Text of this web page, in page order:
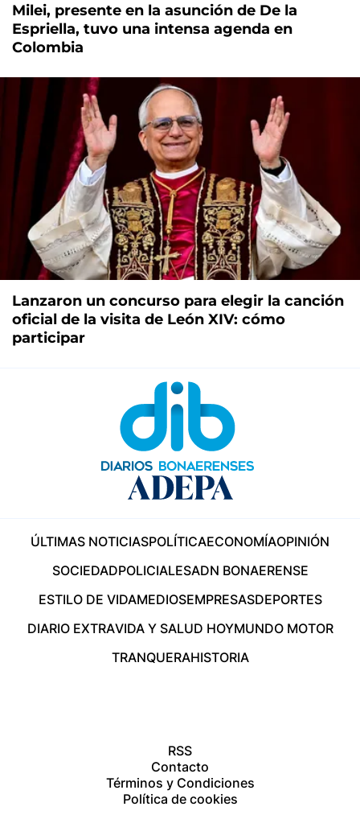
Milei, presente en la asunción de De la
Espriella, tuvo una intensa agenda en
Colombia
Lanzaron un concurso para elegir la canción
oficial de la visita de León XIV: cómo
participar
ÚLTIMAS NOTICIASPOLÍTICAECONOMÍAOPINIÓN
SOCIEDADPOLICIALESADN BONAERENSE
ESTILO DE VIDAMEDIOSEMPRESASDEPORTES
DIARIO EXTRAVIDA Y SALUD HOYMUNDO MOTOR
TRANQUERAHISTORIA
RSS
Contacto
Términos y Condiciones
Política de cookies